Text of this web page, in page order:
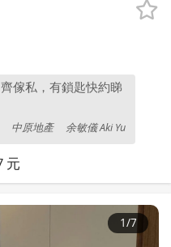
傢私，有鎖匙快約睇
中原地產 余敏儀 Aki Yu
元
1/7